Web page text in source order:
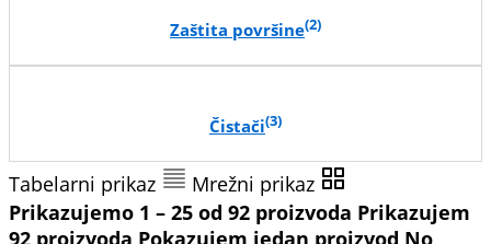
Zaštita površine(2)
Čistači(3)
Tabelarni prikaz
Mrežni prikaz
Prikazujemo 1 – 25 od 92 proizvoda Prikazujem
92 proizvoda Pokazujem jedan proizvod No